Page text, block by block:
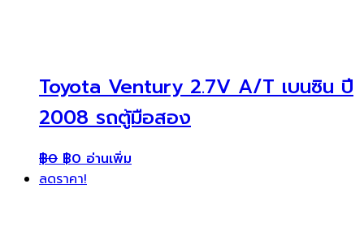
Toyota Ventury 2.7V A/T เบนซิน ปี
2008 รถตู้มือสอง
฿0 ฿0 อ่านเพิ่ม
ลดราคา!